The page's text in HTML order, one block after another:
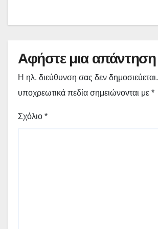
Αφήστε μια απάντηση
Η ηλ. διεύθυνση σας δεν δημοσιεύεται.
υποχρεωτικά πεδία σημειώνονται με *
Σχόλιο *